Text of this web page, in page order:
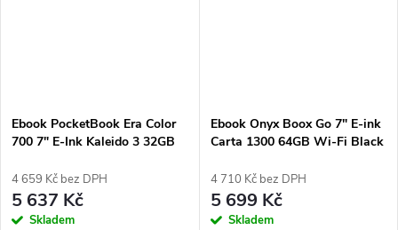
Ebook PocketBook Era Color
700 7" E-Ink Kaleido 3 32GB
4 659 Kč bez DPH
5 637 Kč
Skladem
Ebook Onyx Boox Go 7" E-ink
Carta 1300 64GB Wi-Fi Black
4 710 Kč bez DPH
5 699 Kč
Skladem